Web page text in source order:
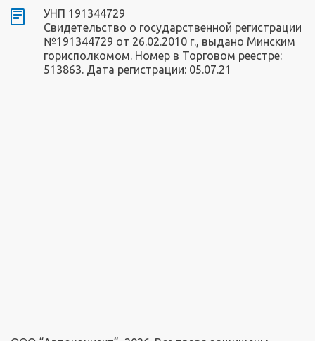
УНП 191344729
Свидетельство о государственной регистрации
№191344729 от 26.02.2010 г., выдано Минским
горисполкомом. Номер в Торговом реестре:
513863. Дата регистрации: 05.07.21